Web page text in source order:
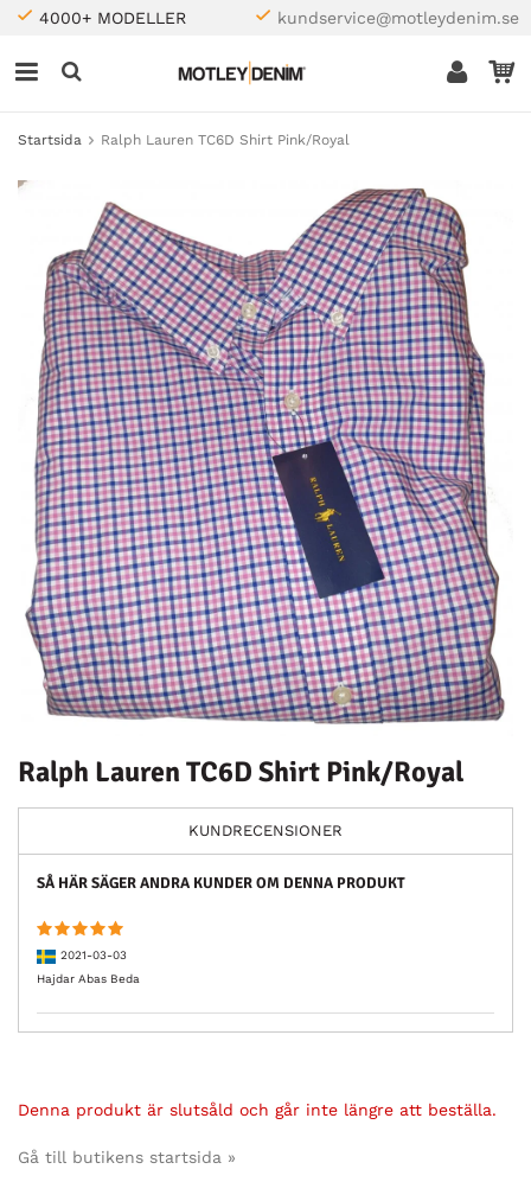
4000+ MODELLER kundservice@motleydenim.se
Startsida Ralph Lauren TC6D Shirt Pink/Royal
Ralph Lauren TC6D Shirt Pink/Royal
KUNDRECENSIONER
SÅ HÄR SÄGER ANDRA KUNDER OM DENNA PRODUKT
2021-03-03
Hajdar Abas Beda
Denna produkt är slutsåld och går inte längre att beställa.
Gå till butikens startsida »